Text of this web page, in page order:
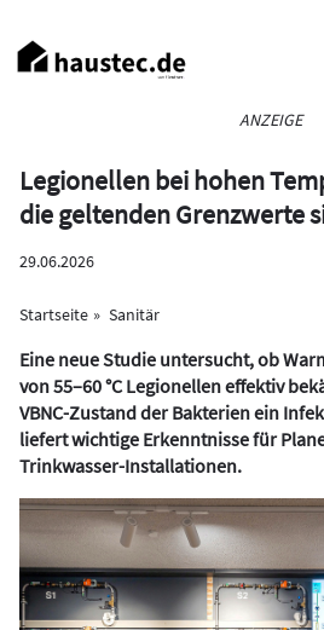
zum
Inhalt
ANZEIGE
Legionellen bei hohen
die geltenden Grenzwerte
29.06.2026
Startseite Sanitär
Eine neue Studie untersucht, ob
von 55–60 °C Legionellen effektiv
VBNC-Zustand der Bakterien ein
liefert wichtige Erkenntnisse für
Trinkwasser-Installationen.